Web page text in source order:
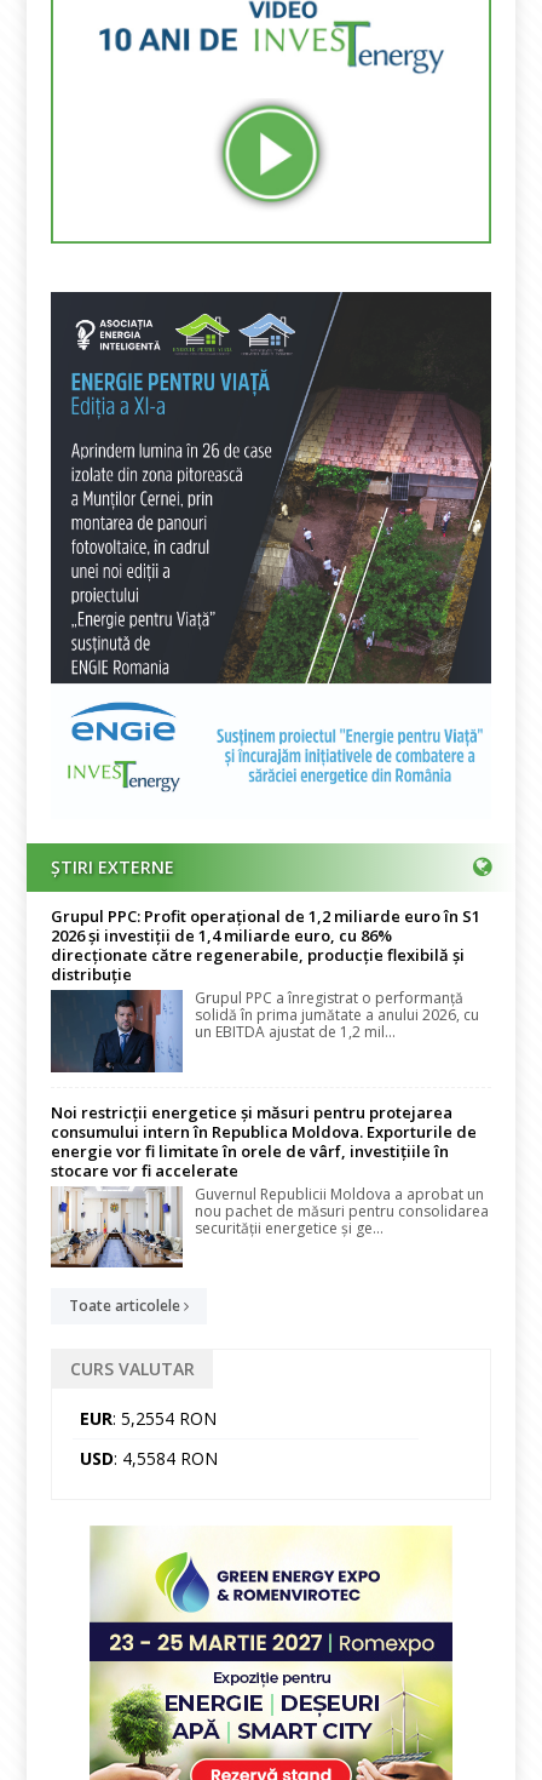
ȘTIRI EXTERNE
Grupul PPC: Profit operațional de 1,2 miliarde euro în S1
2026 și investiții de 1,4 miliarde euro, cu 86%
direcționate către regenerabile, producție flexibilă și
distribuție
Grupul PPC a înregistrat o performanță
solidă în prima jumătate a anului 2026, cu
un EBITDA ajustat de 1,2 mil...
Noi restricții energetice și măsuri pentru protejarea
consumului intern în Republica Moldova. Exporturile de
energie vor fi limitate în orele de vârf, investițiile în
stocare vor fi accelerate
Guvernul Republicii Moldova a aprobat un
nou pachet de măsuri pentru consolidarea
securității energetice și ge...
Toate articolele
CURS VALUTAR
EUR: 5,2554 RON
USD: 4,5584 RON